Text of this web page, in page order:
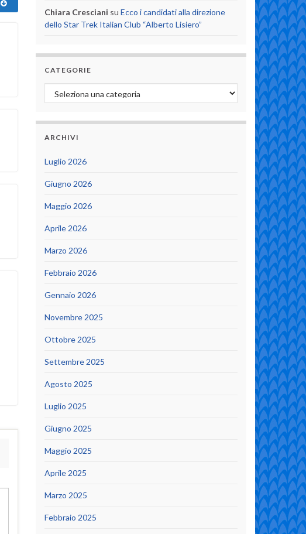
Chiara Cresciani su Ecco i candidati alla direzione
dello Star Trek Italian Club “Alberto Lisiero”
CATEGORIE
Categorie
ARCHIVI
Luglio 2026
Giugno 2026
Maggio 2026
Aprile 2026
Marzo 2026
Febbraio 2026
Gennaio 2026
Novembre 2025
Ottobre 2025
Settembre 2025
Agosto 2025
Luglio 2025
Giugno 2025
Maggio 2025
Aprile 2025
Marzo 2025
Febbraio 2025